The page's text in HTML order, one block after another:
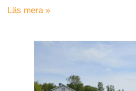
Läs mera »